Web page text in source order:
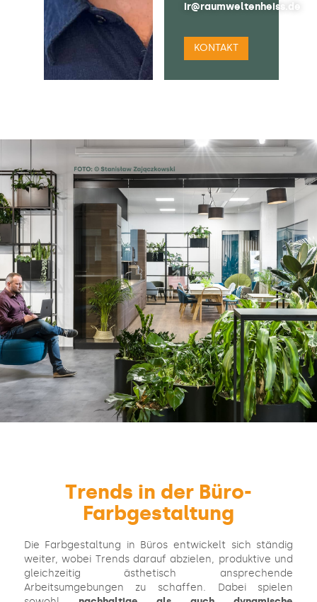
ir@raumweltenheiss.de
KONTAKT
Trends in der Büro-
Farbgestaltung
Die Farbgestaltung in Büros entwickelt sich ständig
weiter, wobei Trends darauf abzielen, produktive und
gleichzeitig ästhetisch ansprechende
Arbeitsumgebungen zu schaffen. Dabei spielen